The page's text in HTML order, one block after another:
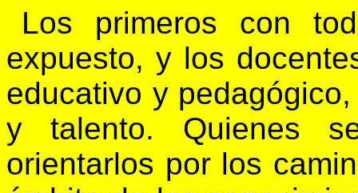
Los primeros con
expuesto, y los
educativo y
y talento. Quienes
orientarlos por los